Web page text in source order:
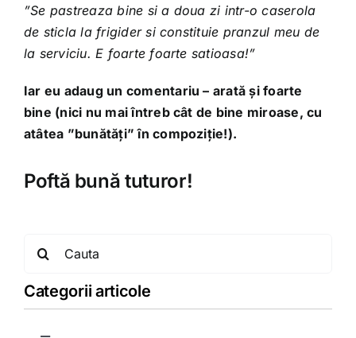
”Se pastreaza bine si a doua zi intr-o caserola
de sticla la frigider si constituie pranzul meu de
la serviciu. E foarte foarte satioasa!”
Iar eu adaug un comentariu – arată și foarte
bine (nici nu mai întreb cât de bine miroase, cu
atâtea ”bunătăți” în compoziție!).
Poftă bună tuturor!
Categorii articole